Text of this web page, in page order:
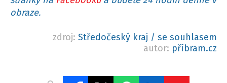
obraze.
zdroj: Středočeský kraj / se souhlasem
autor: příbram.cz